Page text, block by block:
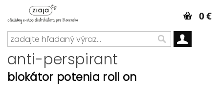
0 €
anti-perspirant
blokátor potenia roll on